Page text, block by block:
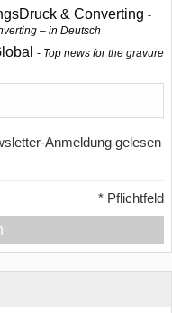
& Converting
– in Deutsch
Top news for the gravure
Anmeldung gelesen
* Pflichtfeld